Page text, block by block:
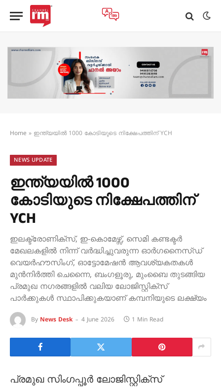
Home » ഇന്ത്യയിൽ 1000 കോടിയുടെ നിക്ഷേപത്തിന് YCH
NEWS UPDATE
ഇന്ത്യയിൽ 1000
കോടിയുടെ നിക്ഷേപത്തിന്
YCH
ഇലക്ട്രോണിക്സ്, ഇ-കൊമേഴ്സ്, സെമി കണ്ടക്ടർ
മേഖലകളിൽ നിന്ന് വർദ്ധിച്ചുവരുന്ന ഓർഗനൈസ്ഡ്
വെയർഹൗസിംഗ്, ഓട്ടോമേഷൻ ആവശ്യകതകൾ
മുൻനിർത്തി ചെന്നൈ, ബംഗളൂരു, മുംബൈ തുടങ്ങിയ
പ്രമുഖ നഗരങ്ങളിൽ വലിയ ലോജിസ്റ്റിക്സ്
പാർക്കുകൾ സ്ഥാപിക്കുകയാണ് കമ്പനിയുടെ ലക്ഷ്യം
By News Desk 4 June 2026 1 Min Read
പ്രമുഖ സിംഗപ്പൂർ ലോജിസ്റ്റിക്സ്